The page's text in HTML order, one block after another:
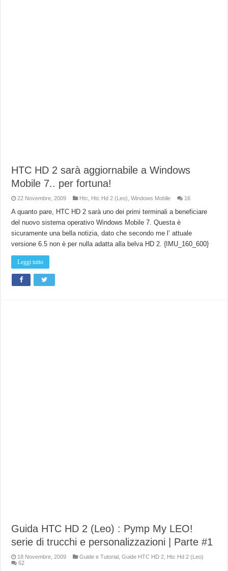
HTC HD 2 sarà aggiornabile a Windows
Mobile 7.. per fortuna!
22 Novembre, 2009 Htc Htc Hd 2 (Leo) ,Windows Mobile 16
A quanto pare, HTC HD 2 sarà uno dei primi terminali a beneficiare
del nuovo sistema operativo Windows Mobile 7. Questa è
sicuramente una bella notizia, dato che secondo me l’ attuale
versione 6.5 non è per nulla adatta alla belva HD 2. {IMU_160_600}
Leggi tutto
Guida HTC HD 2 (Leo) : Pymp My LEO!
serie di trucchi e personalizzazioni | Parte #1
18 Novembre, 2009 Guide e Tutorial ,Guide HTC HD 2 Htc Hd 2 (Leo)
62